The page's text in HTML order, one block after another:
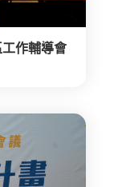
作輔導會